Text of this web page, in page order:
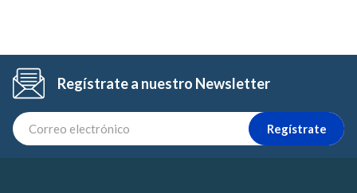
Regístrate a nuestro Newsletter
Regístrate